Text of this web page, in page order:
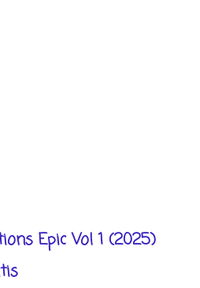
Epic Vol 1 (2025)